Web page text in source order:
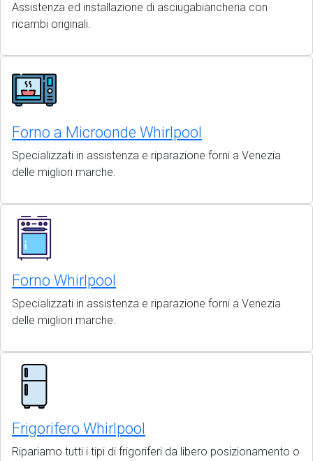
Assistenza ed installazione di asciugabiancheria con
ricambi originali.
Forno a Microonde Whirlpool
Specializzati in assistenza e riparazione forni a Venezia
delle migliori marche.
Forno Whirlpool
Specializzati in assistenza e riparazione forni a Venezia
delle migliori marche.
Frigorifero Whirlpool
Ripariamo tutti i tipi di frigoriferi da libero posizionamento o